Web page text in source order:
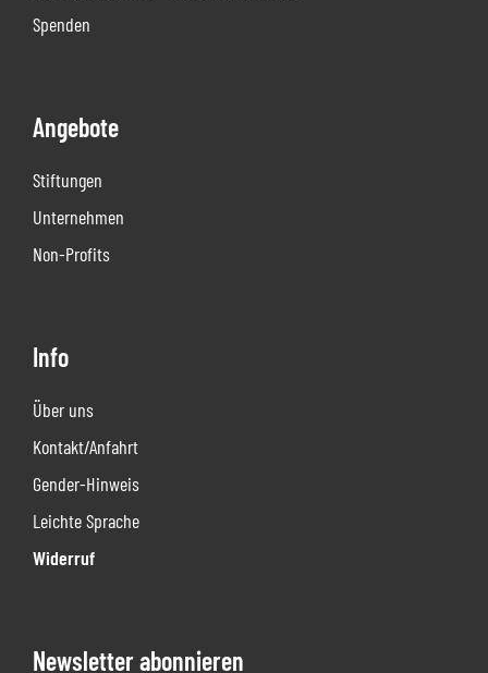
Spenden
Angebote
Stiftungen
Unternehmen
Non-Profits
Info
Über uns
Kontakt/Anfahrt
Gender-Hinweis
Leichte Sprache
Widerruf
Newsletter abonnieren